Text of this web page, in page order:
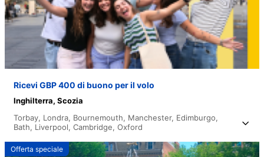
Ricevi GBP 400 di buono per il volo
Inghilterra, Scozia
Torbay, Londra, Bournemouth, Manchester, Edimburgo,
Bath, Liverpool, Cambridge, Oxford
Offerta speciale